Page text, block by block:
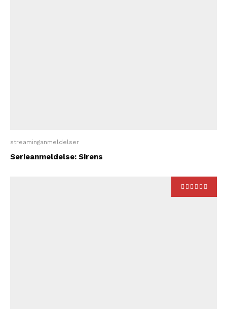
streaminganmeldelser
Serieanmeldelse: Sirens